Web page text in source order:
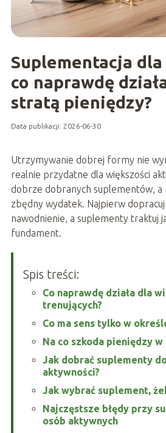
Suplementacja
co naprawdę
stratą pieniędzy?
Data publikacji: 2026-06-30
Utrzymywanie dobrej formy nie
realnie przydatne dla większości
dobrze dobranych suplementów, a
zbędny wydatek. Najpierw
nawodnienie, a suplementy traktuj
fundament.
Spis treści:
Co naprawdę działa dla
trenujących?
Co ma sens tylko w
Na co szkoda pieniędzy w
Jak dobrać suplementy
aktywności?
Jak wybrać suplement,
Najczęstsze błędy przy
osób aktywnych